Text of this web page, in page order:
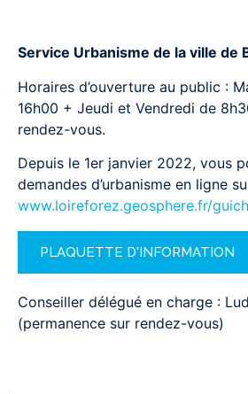
Service Urbanisme de la ville de
Horaires d’ouverture au public :
16h00 + Jeudi et Vendredi de
rendez-vous.
Depuis le 1er janvier 2022, vous
demandes d’urbanisme en ligne
www.loireforez.geosphere.fr/
PLAQUETTE D'INFORMATION
Conseiller délégué en charge :
(permanence sur rendez-vous)